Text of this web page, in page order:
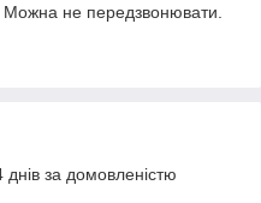
Можна не передзвонювати.
за домовленістю